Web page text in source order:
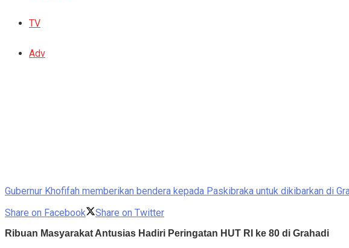
TV
Adv
Gubernur Khofifah memberikan bendera kepada Paskibraka untuk dikibarkan di
Share on Facebook
Share on Twitter
Ribuan Masyarakat Antusias Hadiri Peringatan HUT RI ke 80 di Grahadi